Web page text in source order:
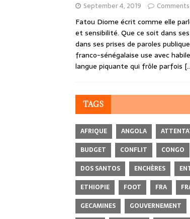
September 4, 2019
Fatou Diome écrit comme elle
et sensibilité. Que ce soit dans
dans ses prises de paroles
franco-sénégalaise use avec
langue piquante qui frôle parfois
TAGS
AFRIQUE ANGOLA
BUDGET
CONFLIT
CONGO
DOS SANTOS
ENCHÈRES
ETHIOPIE
FOOT FRA
GECAMINES
GOUVERNEMENT